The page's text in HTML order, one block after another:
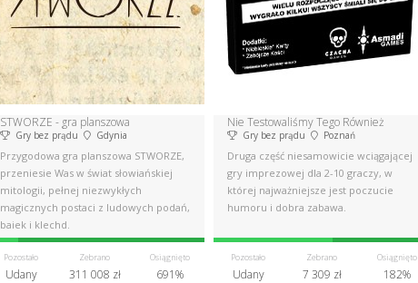
STWORZE - gra planszowa
Gry bez prądu Gdynia
Przygodowa gra planszowa STWORZE,
przeniesie Was w świat słowiańskiej
mitologii, pełnej niezwykłych
magicznych postaci z ludowych podań,
bajek i klechd.
Pozostało
Udany
Zebrano
311 008 zł
Osiągnięto
691%
Nie Testowaliśmy Tego Również
Gry bez prądu Poznań
Druga część niesamowicie wciągającej
gry imprezowej dla 2-10 graczy, w
której najważniejsze jest poczucie
humoru i dobra zabawa.
Pozostało
Udany
Zebrano
7 309 zł
Osiągnięto
182%